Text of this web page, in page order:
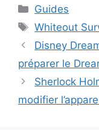
Catégories
Guides
Étiquettes
Whiteout
Disney
préparer le
Sherlock
modifier